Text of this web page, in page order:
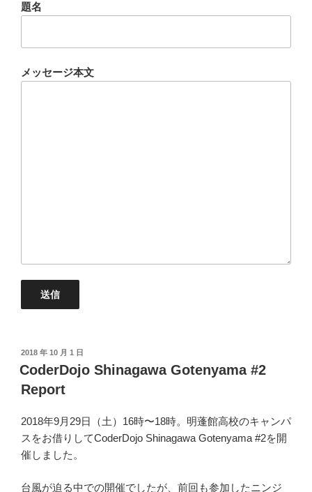
題名
メッセージ本文
投
稿
日:
2018 年 10 月 1 日
CoderDojo Shinagawa Gotenyama #2
Report
2018年9月29日（土）16時〜18時。明蓬館高校のキャンパ
スをお借りしてCoderDojo Shinagawa Gotenyama #2を開
催しました。
台風が迫る中での開催でしたが、前回も参加したニンジ